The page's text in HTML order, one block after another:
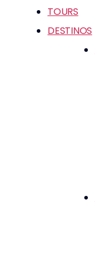
TOURS
DESTINOS